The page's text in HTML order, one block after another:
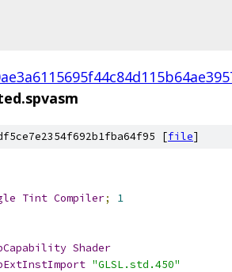
[file]
Tint Compiler;
1
Shader
"GLSL.std.450"